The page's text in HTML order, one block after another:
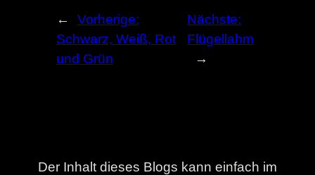
←
Vorherige:
Schwarz, Weiß, Rot
und Grün
Nächste:
Flügellahm
→
Der Inhalt dieses Blogs kann einfach im